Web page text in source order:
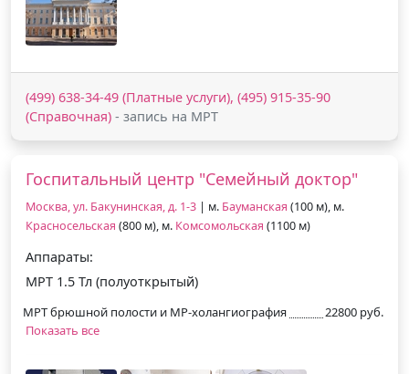
(499) 638-34-49 (Платные услуги), (495) 915-35-90
(Справочная) - запись на МРТ
Госпитальный центр "Семейный доктор"
Москва, ул. Бакунинская, д. 1-3 | м. Бауманская (100 м), м.
Красносельская (800 м), м. Комсомольская (1100 м)
Аппараты:
МРТ 1.5 Тл (полуоткрытый)
МРТ брюшной полости и МР-холангиография
22800 руб.
Показать все